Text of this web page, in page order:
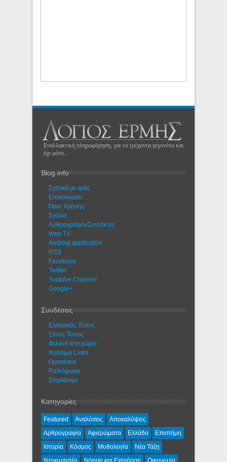
Εναλλακτική πληροφόρηση, για τα τρέχοντα γεγονότα και
όχι μόνο...
Blog info
Σχετικά με εμάς
Eπικοινωνία
Όροι Χρήσης
Σχόλια
Αρθρογράφοι/Συντάκτες
Web TV
Android application
RSS
Facebook
Twitter
Youtube Channel
Google+
Συνδέσεις
Ελληνικός Τύπος
Ξένος Τύπος
Φιλικοί Ιστοχώροι
Χρήσιμα Links
Ομογένεια
Ραδιόφωνο
Στηρίζουμε
Κατηγορίες
Featured Αναλύσεις
Αποκαλύψεις
Αρθρογραφία
Αφιερώματα Ελλάδα
Επιστήμη
Ιστορία
Κόσμος Μυθολογία
Νέα Τάξη